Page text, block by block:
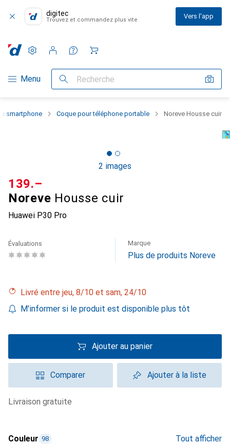
digitec
Trouvez et commandez plus vite Vers l'app
Navigation par catégorie
Menu Recherche
Paramètres
Compte client
Listes de comparaison
Listes d'envies
Panier
smartphone Coque pour téléphone portable Noreve Housse cuir
2 images
Noreve Housse cuir
Huawei P30 Pro
CHF
139.–
Évaluations Marque
Plus de produits Noreve
Livré entre jeu, 8/10 et sam, 24/10
M'informer si le produit est disponible plus tôt
Ajouter au panier
Comparer Ajouter à la liste
livraison gratuite
Couleur 98 Tout afficher